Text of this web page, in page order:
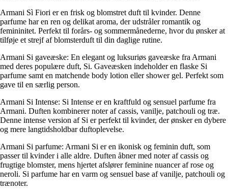
Armani Sì Fiori er en frisk og blomstret duft til kvinder. Denne
parfume har en ren og delikat aroma, der udstråler romantik og
femininitet. Perfekt til forårs- og sommermånederne, hvor du ønsker at
tilføje et strejf af blomsterduft til din daglige rutine.
Armani Si gaveæske: En elegant og luksuriøs gaveæske fra Armani
med deres populære duft, Si. Gaveæsken indeholder en flaske Si
parfume samt en matchende body lotion eller shower gel. Perfekt som
gave til en særlig person.
Armani Si Intense: Si Intense er en kraftfuld og sensuel parfume fra
Armani. Duften kombinerer noter af cassis, vanilje, patchouli og træ.
Denne intense version af Si er perfekt til kvinder, der ønsker en dybere
og mere langtidsholdbar duftoplevelse.
Armani Si parfume: Armani Si er en ikonisk og feminin duft, som
passer til kvinder i alle aldre. Duften åbner med noter af cassis og
frugtige blomster, mens hjertet afslører feminine nuancer af rose og
neroli. Si parfume har en varm og sensuel base af vanilje, patchouli og
trænoter.